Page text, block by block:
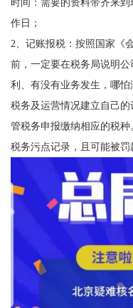
时间：需要的资料带齐来
作日；
2、记账报税：按照国家《
前，一定要在税务局说明
利、有没有业务发生，哪
税务及运营情况建立自己
管税务申报缴纳相应的税
税务污点记录，且可能被罚